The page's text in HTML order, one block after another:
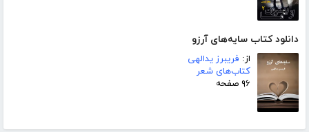
دانلود کتاب سایه‌های آرزو
از: فریبرز یدالهی
کتاب‌های شعر
۹۶ صفحه